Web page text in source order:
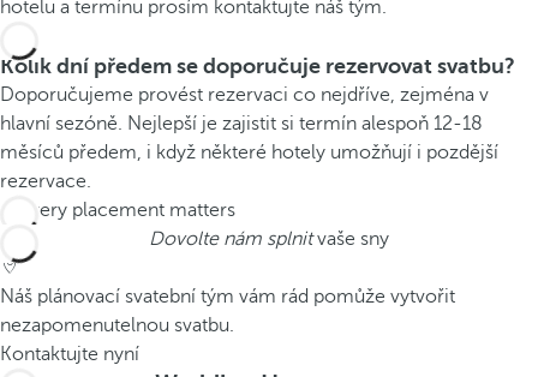
hotelu a termínu prosím kontaktujte náš tým.
Kolik dní předem se doporučuje rezervovat svatbu?
Doporučujeme provést rezervaci co nejdříve, zejména v
hlavní sezóně. Nejlepší je zajistit si termín alespoň 12-18
měsíců předem, i když některé hotely umožňují i pozdější
rezervace.
Dovolte nám splnitvaše sny
Náš plánovací svatební tým vám rád pomůže vytvořit
nezapomenutelnou svatbu.
Kontaktujte nyní